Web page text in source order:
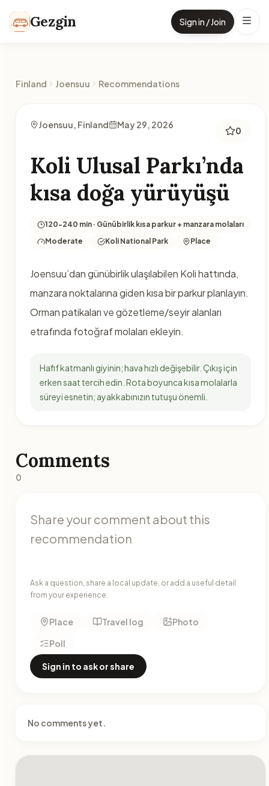
Gezgin Sign in / Join
Finland Joensuu Recommendations
Joensuu, Finland May 29, 2026
0
Koli Ulusal Parkı’nda
kısa doğa yürüyüşü
120-240 min · Günübirlik kısa parkur + manzara molaları
Moderate
Koli National Park Place
Joensuu’dan günübirlik ulaşılabilen Koli hattında,
manzara noktalarına giden kısa bir parkur planlayın.
Orman patikaları ve gözetleme/seyir alanları
etrafında fotoğraf molaları ekleyin.
Hafif katmanlı giyinin; hava hızlı değişebilir. Çıkış için
erken saat tercih edin. Rota boyunca kısa molalarla
süreyi esnetin; ayakkabınızın tutuşu önemli.
Comments
0
Ask a question, share a local update, or add a useful detail
from your experience.
Place Travel log
Photo
Poll
Sign in to ask or share
No comments yet.